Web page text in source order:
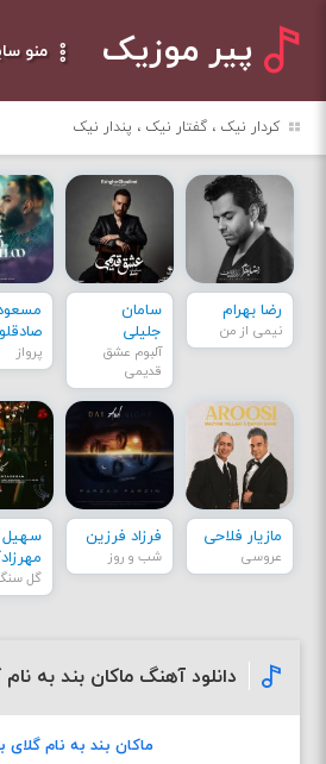
پیر موزیک منو
کردار نیک ، گفتار نیک ، پندار نیک
رضا بهرام
نیمی از من
سامان
جلیلی
آلبوم عشق
قدیمی
صادقلو
پرواز
مازیار فلاحی
عروسی
فرزاد فرزین
شب و روز
سهیل
گل
دانلود آهنگ ماکان بند به
ماکان بند به نام گلای